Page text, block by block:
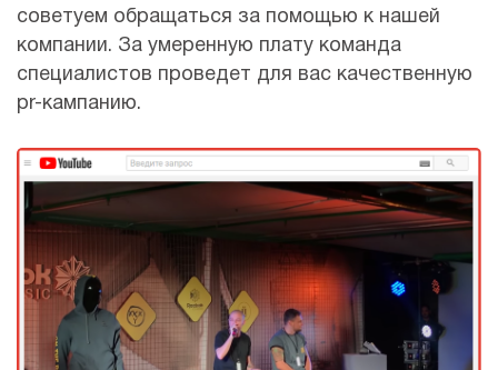
советуем обращаться за помощью к нашей
компании. За умеренную плату команда
специалистов проведет для вас качественную
pr-кампанию.